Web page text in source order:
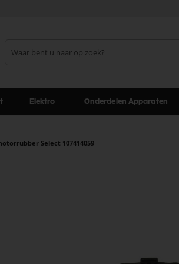
Elektro Onderdelen Apparaten
Select 107414059